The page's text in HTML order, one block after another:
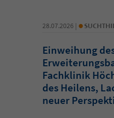
28.07.2026 | •
Einweihung
Fachklinik
des Heilens,
neuer